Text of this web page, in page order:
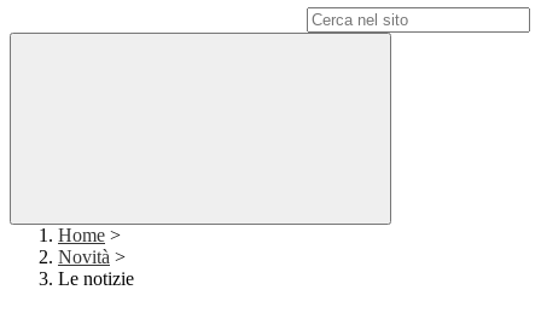
Home >
Novità >
Le notizie